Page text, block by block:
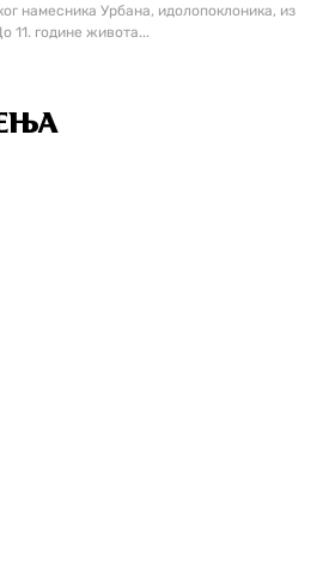
намесника Урбана, идолопоклоника, из
11. године живота...